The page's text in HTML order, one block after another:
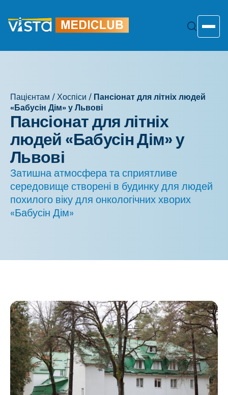
змісту
Пацієнтам /Хоспіси / Пансіонат для літніх людей
«Бабусін Дім» у Львові
Пансіонат для літніх
людей «Бабусін Дім» у
Львові
Затишна атмосфера та сприятливе
середовище створені в будинку для людей
похилого віку для онкологічних хворих
«Бабусін Дім»